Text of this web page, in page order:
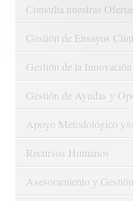
Consulta nuestras
Gestión de Ensayos
Gestión de la
Gestión de Ayudas y
Apoyo Metodológico y/
Recursos Humanos
Asesoramiento y